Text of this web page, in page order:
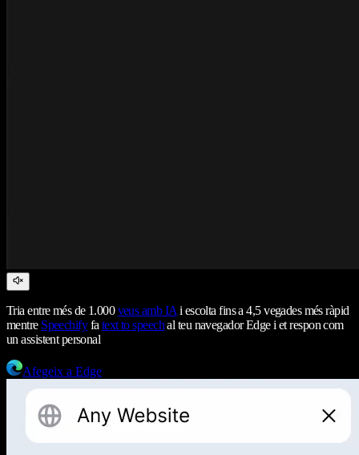
Tria entre més de 1.000veus amb IA i escolta fins a 4,5 vegades més ràpid
mentre Speechifyfa text to speechal teu navegador Edge i et respon com
un assistent personal
Afegeix a Edge